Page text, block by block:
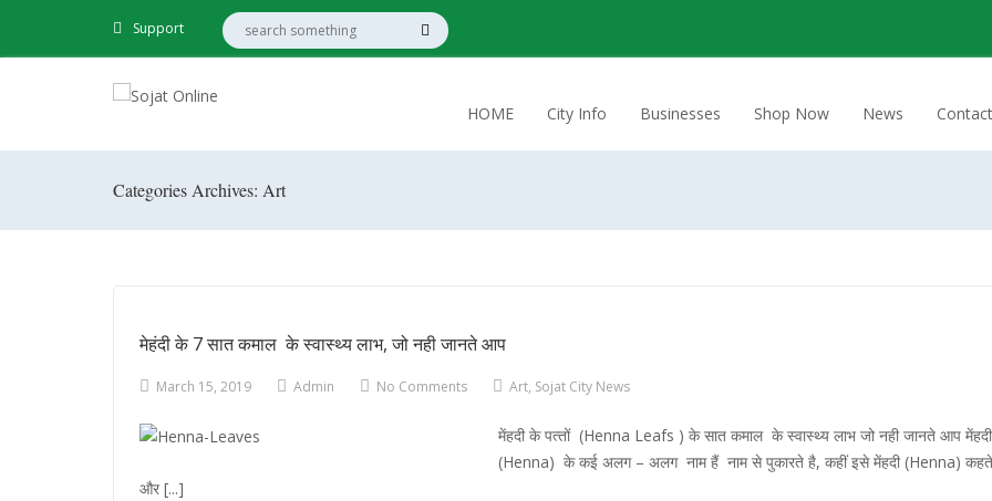
Support
HOME City Info Businesses Shop Now News Contact
Categories Archives: Art
मेहंदी के 7 सात कमाल के स्‍वास्‍थ्‍य लाभ, जो नही जानते आप
March 15, 2019 Admin No Comments Art, Sojat City News
मेंहदी के पत्‍तों (Henna Leafs ) के सात कमाल के स्‍वास्‍थ्‍य लाभ जो नही जानते आप
(Henna) के कई अलग – अलग नाम हैं नाम से पुकारते है, कहीं इसे मेंहदी (Henna)
और [...]